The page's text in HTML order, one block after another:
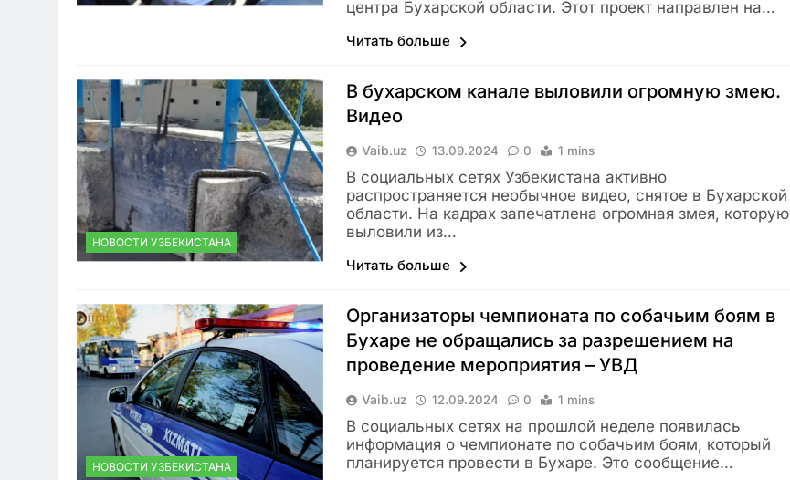
центра Бухарской области. Этот проект направлен на…
Читать больше
НОВОСТИ УЗБЕКИСТАНА
В бухарском канале выловили огромную змею.
Видео
Vaib.uz 13.09.2024 0 1 mins
В социальных сетях Узбекистана активно
распространяется необычное видео, снятое в Бухарской
области. На кадрах запечатлена огромная змея, которую
выловили из…
Читать больше
НОВОСТИ УЗБЕКИСТАНА
Организаторы чемпионата по собачьим боям в
Бухаре не обращались за разрешением на
проведение мероприятия – УВД
Vaib.uz 12.09.2024 0 1 mins
В социальных сетях на прошлой неделе появилась
информация о чемпионате по собачьим боям, который
планируется провести в Бухаре. Это сообщение…